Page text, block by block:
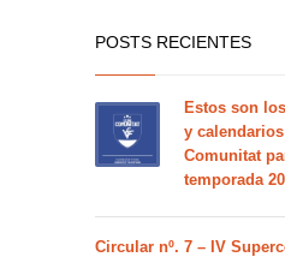
POSTS RECIENTES
Estos son
y
Comunitat
temporada
Circular nº. 7 – IV